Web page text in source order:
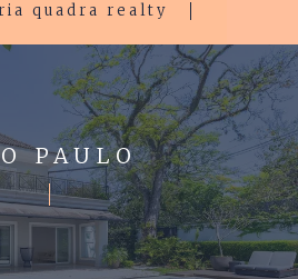
quadra realty
PAULO